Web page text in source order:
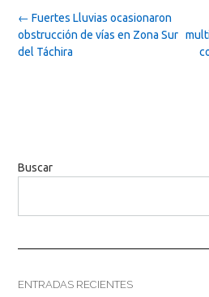
Post
navigation
← Fuertes Lluvias ocasionaron
obstrucción de vías en Zona Sur
del Táchira
Buscar
ENTRADAS RECIENTES